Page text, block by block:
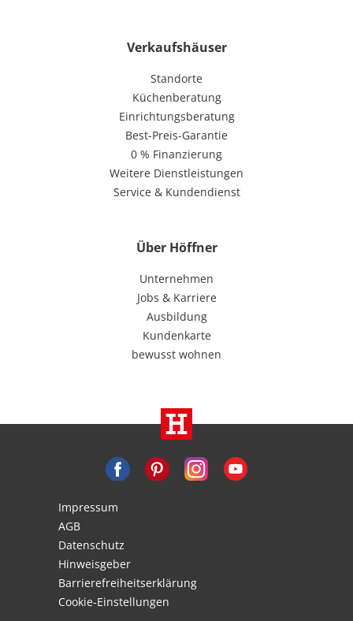
Verkaufshäuser
Standorte
Küchenberatung
Einrichtungsberatung
Best-Preis-Garantie
0 % Finanzierung
Weitere Dienstleistungen
Service & Kundendienst
Über Höffner
Unternehmen
Jobs & Karriere
Ausbildung
Kundenkarte
bewusst wohnen
Impressum
AGB
Datenschutz
Hinweisgeber
Barrierefreiheitserklärung
Cookie-Einstellungen